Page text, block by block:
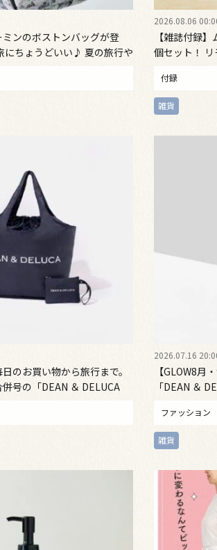
ミンのボストンバッグが登
にちょうどいい♪ 夏の旅行や
2026.08.06
【雑誌付録
個セット！
も。お部屋
しゃれ手帖９
付録
雑貨
日のお買い物から旅行まで。
号の「DEAN ＆ DELUCA
2026.07.16
【GLOW8月
「DEAN ＆
った
ファッション
雑貨